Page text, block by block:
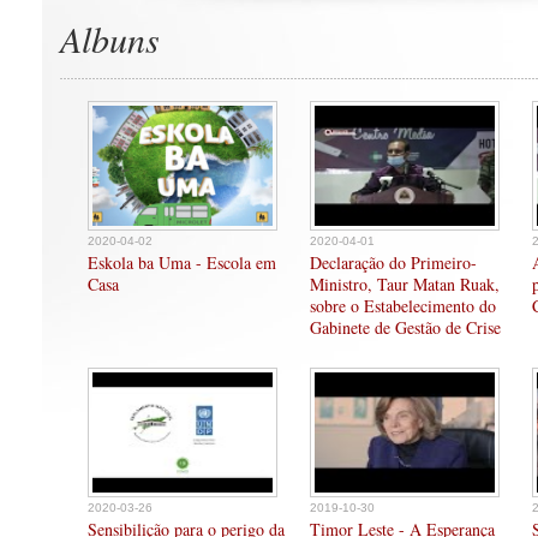
Albuns
2020-04-02
Eskola ba Uma - Escola em
Casa
2020-04-01
Declaração do Primeiro-
Ministro, Taur Matan Ruak,
sobre o Estabelecimento do
Gabinete de Gestão de Crise
2020-03-26
Sensibilição para o perigo da
2019-10-30
Timor Leste - A Esperança